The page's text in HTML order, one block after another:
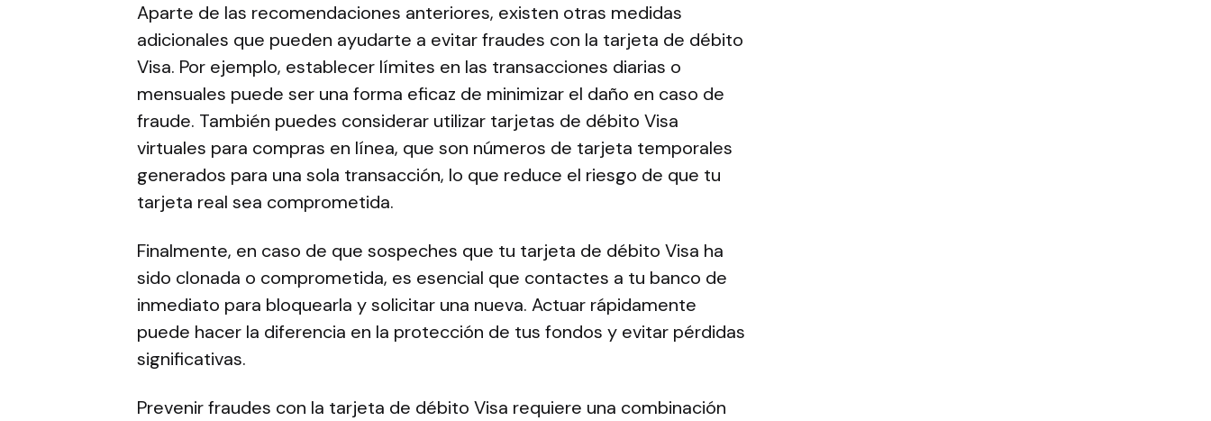
Aparte de las recomendaciones anteriores, existen otras medidas
adicionales que pueden ayudarte a evitar fraudes con la tarjeta de débito
Visa. Por ejemplo, establecer límites en las transacciones diarias o
mensuales puede ser una forma eficaz de minimizar el daño en caso de
fraude. También puedes considerar utilizar tarjetas de débito Visa
virtuales para compras en línea, que son números de tarjeta temporales
generados para una sola transacción, lo que reduce el riesgo de que tu
tarjeta real sea comprometida.
Finalmente, en caso de que sospeches que tu tarjeta de débito Visa ha
sido clonada o comprometida, es esencial que contactes a tu banco de
inmediato para bloquearla y solicitar una nueva. Actuar rápidamente
puede hacer la diferencia en la protección de tus fondos y evitar pérdidas
significativas.
Prevenir fraudes con la tarjeta de débito Visa requiere una combinación